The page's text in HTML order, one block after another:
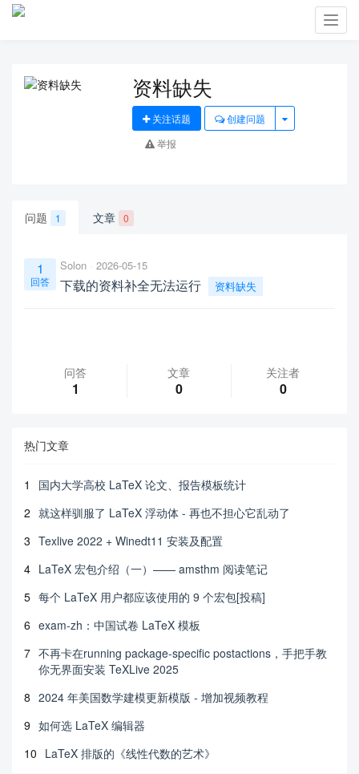
资料缺失
关注话题
创建问题
举报
问题 1 文章 0
1
回答
Solon 2026-05-15
下载的资料补全无法运行 资料缺失
问答
1
文章
0
关注者
0
热门文章
1
国内大学高校 LaTeX 论文、报告模板统计
2 就这样驯服了 LaTeX 浮动体 - 再也不担心它乱动了
3 Texlive 2022 + Winedt11 安装及配置
4 LaTeX 宏包介绍（一）—— amsthm 阅读笔记
5 每个 LaTeX 用户都应该使用的 9 个宏包[投稿]
6 exam-zh：中国试卷 LaTeX 模板
7 不再卡在running package-specific postactions，手把手教
你无界面安装 TeXLive 2025
8 2024 年美国数学建模更新模版 - 增加视频教程
9 如何选 LaTeX 编辑器
10 LaTeX 排版的《线性代数的艺术》